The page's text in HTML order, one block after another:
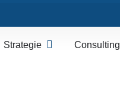
Strategie Consulting